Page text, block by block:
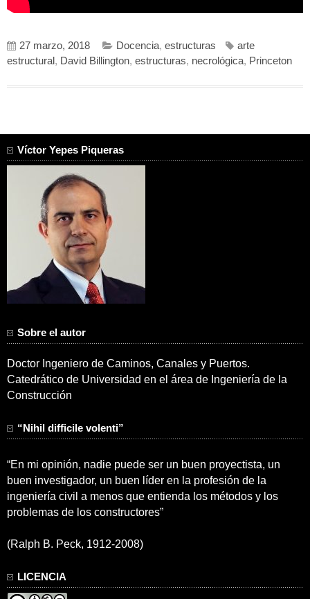
27 marzo, 2018 Docencia, estructuras
arte
estructural , David Billington, estructuras, necrológica, Princeton
Víctor Yepes Piqueras
Sobre el autor
Doctor Ingeniero de Caminos, Canales y Puertos.
Catedrático de Universidad en el área de Ingeniería de la
Construcción
“Nihil difficile volenti”
“En mi opinión, nadie puede ser un buen proyectista, un
buen investigador, un buen líder en la profesión de la
ingeniería civil a menos que entienda los métodos y los
problemas de los constructores”
(Ralph B. Peck, 1912-2008)
LICENCIA